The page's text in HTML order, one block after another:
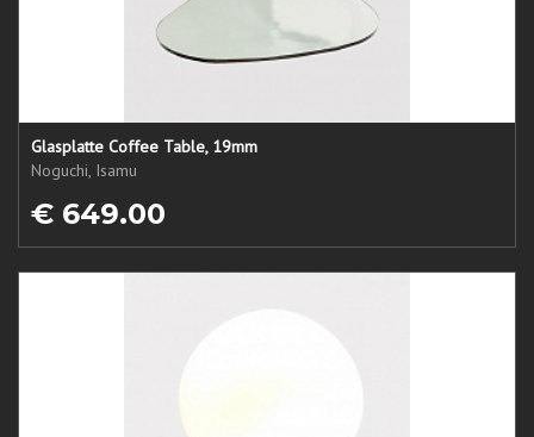
Glasplatte Coffee Table, 19mm
Noguchi, Isamu
€ 649.00